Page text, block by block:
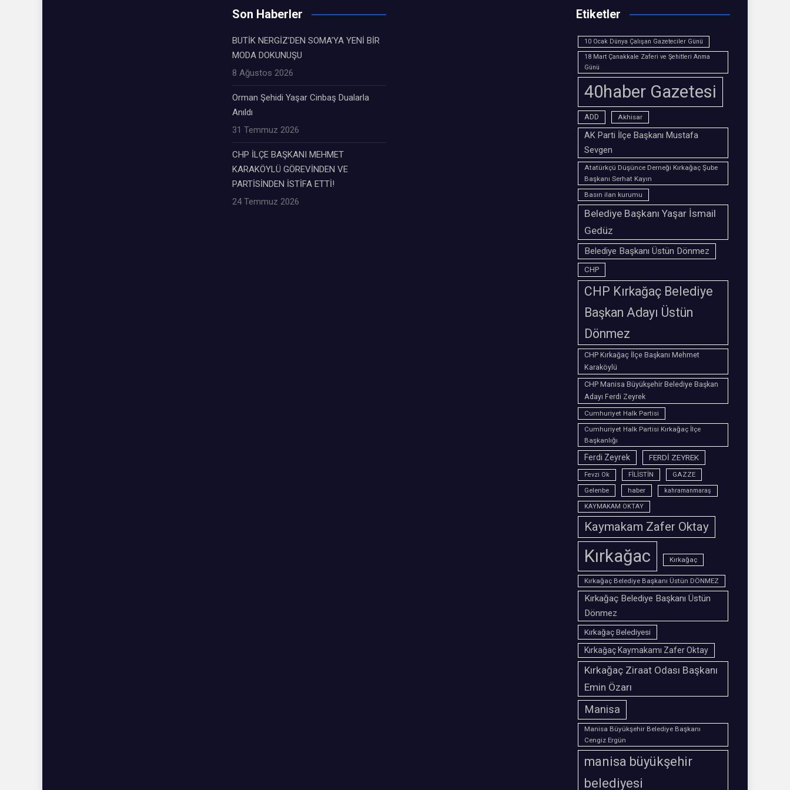
Son Haberler
BUTİK NERGİZ’DEN SOMA’YA YENİ BİR
MODA DOKUNUŞU
8 Ağustos 2026
Orman Şehidi Yaşar Cinbaş Dualarla
Anıldı
31 Temmuz 2026
CHP İLÇE BAŞKANI MEHMET
KARAKÖYLÜ GÖREVİNDEN VE
PARTİSİNDEN İSTİFA ETTİ!
24 Temmuz 2026
Etiketler
10 Ocak Dünya Çalışan Gazeteciler Günü
18 Mart Çanakkale Zaferi ve Şehitleri Anma
Günü
40haber Gazetesi
ADD Akhisar
AK Parti İlçe Başkanı Mustafa
Sevgen
Atatürkçü Düşünce Derneği Kırkağaç Şube
Başkanı Serhat Kayın
Basın ilan kurumu
Belediye Başkanı Yaşar İsmail
Gedüz
Belediye Başkanı Üstün Dönmez
CHP
CHP Kırkağaç Belediye
Başkan Adayı Üstün
Dönmez
CHP Kırkağaç İlçe Başkanı Mehmet
Karaköylü
CHP Manisa Büyükşehir Belediye Başkan
Adayı Ferdi Zeyrek
Cumhuriyet Halk Partisi
Cumhuriyet Halk Partisi Kırkağaç İlçe
Başkanlığı
Ferdi Zeyrek FERDİ ZEYREK
Fevzi Ok FİLİSTİN
GAZZE
Gelenbe
haber kahramanmaraş
KAYMAKAM OKTAY
Kaymakam Zafer Oktay
Kırkağac Kırkağaç
Kırkağaç Belediye Başkanı Üstün DÖNMEZ
Kırkağaç Belediye Başkanı Üstün
Dönmez
Kırkağaç Belediyesi
Kırkağaç Kaymakamı Zafer Oktay
Kırkağaç Ziraat Odası Başkanı
Emin Özarı
Manisa
Manisa Büyükşehir Belediye Başkanı
Cengiz Ergün
manisa büyükşehir
belediyesi